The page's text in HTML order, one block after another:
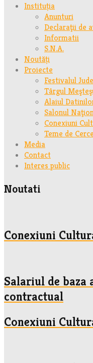
Instituția
Anunturi
Declaraţii de
Informatii
S.N.A.
Noutăți
Proiecte
Festivalul
Târgul
Alaiul
Salonul
Conexiuni
Teme de
Media
Contact
Interes public
Noutati
Conexiuni
Salariul de baza
contractual
Conexiuni